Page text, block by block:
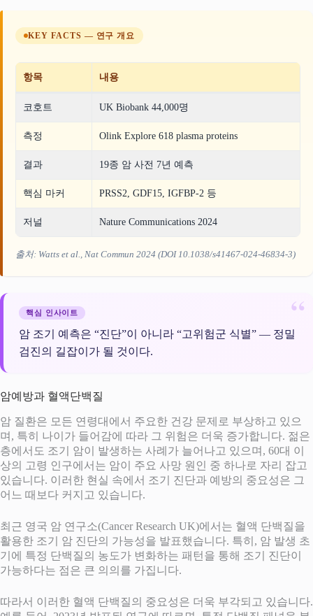
KEY FACTS — 연구 개요
항목 내용
코호트 UK Biobank 44,000명
측정 Olink Explore 618 plasma proteins
결과 19종 암 사전 7년 예측
핵심 마커 PRSS2, GDF15, IGFBP-2 등
저널 Nature Communications 2024
출처: Watts et al., Nat Commun 2024 (DOI 10.1038/s41467-024-46834-3)
핵심 인사이트
암 조기 예측은 “진단”이 아니라 “고위험군 식별” — 정밀
검진의 길잡이가 될 것이다.
암예방과 혈액단백질
암 질환은 모든 연령대에서 주요한 건강 문제로 부상하고 있으
며, 특히 나이가 들어감에 따라 그 위험은 더욱 증가합니다. 젊은
층에서도 조기 암이 발생하는 사례가 늘어나고 있으며, 60대 이
상의 고령 인구에서는 암이 주요 사망 원인 중 하나로 자리 잡고
있습니다. 이러한 현실 속에서 조기 진단과 예방의 중요성은 그
어느 때보다 커지고 있습니다.
최근 영국 암 연구소(Cancer Research UK)에서는 혈액 단백질을
활용한 조기 암 진단의 가능성을 발표했습니다. 특히, 암 발생 초
기에 특정 단백질의 농도가 변화하는 패턴을 통해 조기 진단이
가능하다는 점은 큰 의의를 가집니다.
따라서 이러한 혈액 단백질의 중요성은 더욱 부각되고 있습니다.